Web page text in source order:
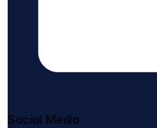
Social Media